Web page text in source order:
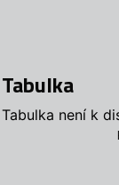
Tabulka
Tabulka není k